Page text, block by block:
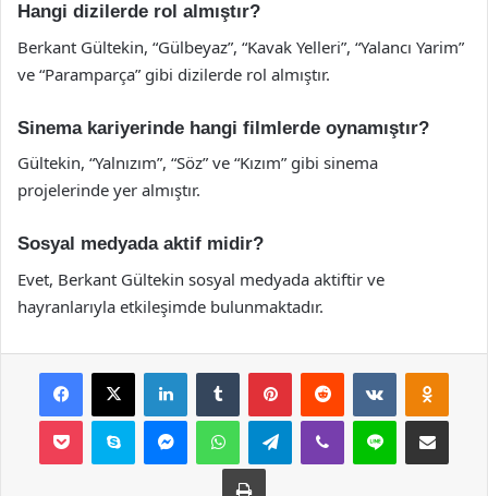
Hangi dizilerde rol almıştır?
Berkant Gültekin, “Gülbeyaz”, “Kavak Yelleri”, “Yalancı Yarim”
ve “Paramparça” gibi dizilerde rol almıştır.
Sinema kariyerinde hangi filmlerde oynamıştır?
Gültekin, “Yalnızım”, “Söz” ve “Kızım” gibi sinema
projelerinde yer almıştır.
Sosyal medyada aktif midir?
Evet, Berkant Gültekin sosyal medyada aktiftir ve
hayranlarıyla etkileşimde bulunmaktadır.
Facebook
X LinkedInTumblr PinterestReddit VKontakte
Pocket Skype MessengerWhatsAppTelegramViber Line E-Posta ile
Yazdır